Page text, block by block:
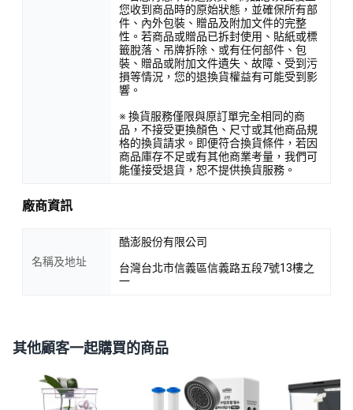
您收到商品時的原始狀態，並確保所有部
件、內外包裝、贈品及附加文件的完整
性。若商品或贈品已拆封使用、貼紙或標
籤脫落、吊牌拆除、或有任何部件、包
裝、贈品或附加文件遺失、故障、受到污
損等情況，您的退換貨權益有可能受到影
響。
※ 換貨服務僅限與原訂單完全相同的商
品，不接受更換顏色、尺寸或其他商品規
格的換貨請求。即便符合換貨條件，若因
商品庫存不足或有其他商業考量，我們可
能僅接受退貨，恕不提供換貨服務。
廠商資訊
名稱及地址
酷澎股份有限公司
台灣台北市信義區信義路五段7號13樓之
一
其他顧客一起購買的商品